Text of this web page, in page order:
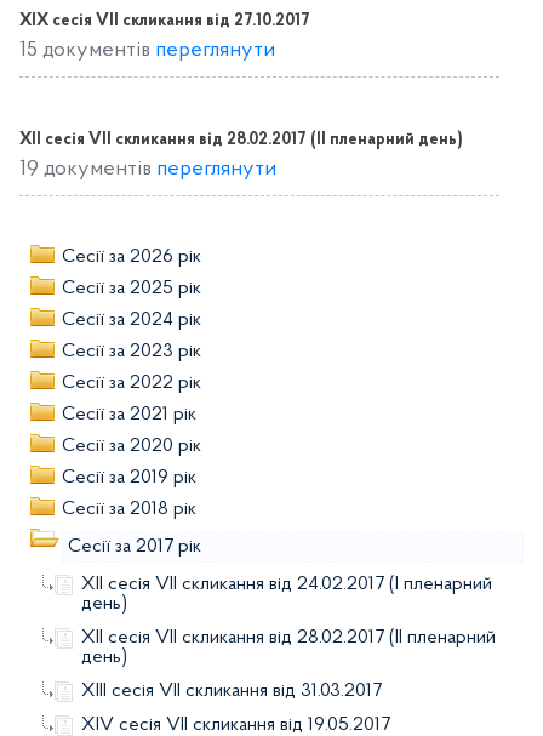
XІX сесія VІІ скликання від 27.10.2017
15 документів переглянути
ХІІ сесія VII скликання від 28.02.2017 (IІ пленарний день)
19 документів переглянути
Сесії за 2026 рік
Сесії за 2025 рік
Сесії за 2024 рік
Сесії за 2023 рік
Сесії за 2022 рік
Сесії за 2021 рік
Сесії за 2020 рік
Сесії за 2019 рік
Сесії за 2018 рік
Сесії за 2017 рік
ХІІ сесія VII скликання від 24.02.2017 (I пленарний
день)
ХІІ сесія VII скликання від 28.02.2017 (IІ пленарний
день)
ХІІІ сесія VІІ скликання від 31.03.2017
ХІV сесія VІІ скликання від 19.05.2017